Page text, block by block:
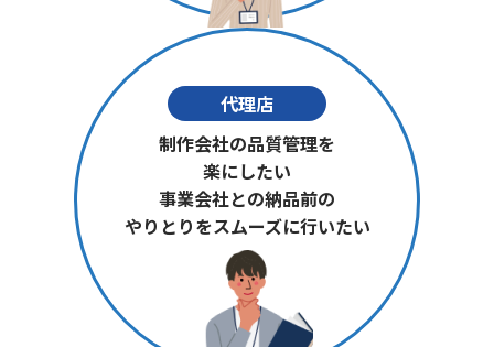
代理店
制作会社の品質管理を
楽にしたい
事業会社との納品前の
やりとりをスムーズに行いたい